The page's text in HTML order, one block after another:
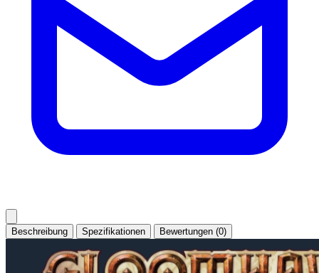
Beschreibung Spezifikationen Bewertungen (0)